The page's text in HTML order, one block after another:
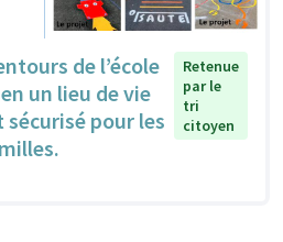
de l’école
un lieu de vie
pour les
Retenue
par le
tri
citoyen